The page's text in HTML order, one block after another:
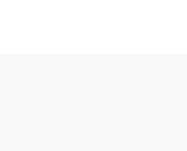
الرغم من أن طرق القطع